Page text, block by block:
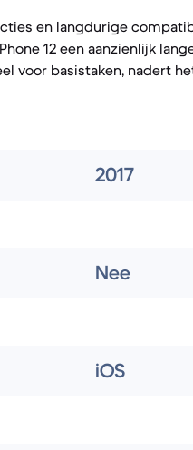
en langdurige
12 een aanzienlijk
voor basistaken, nadert
2017
Nee
iOS